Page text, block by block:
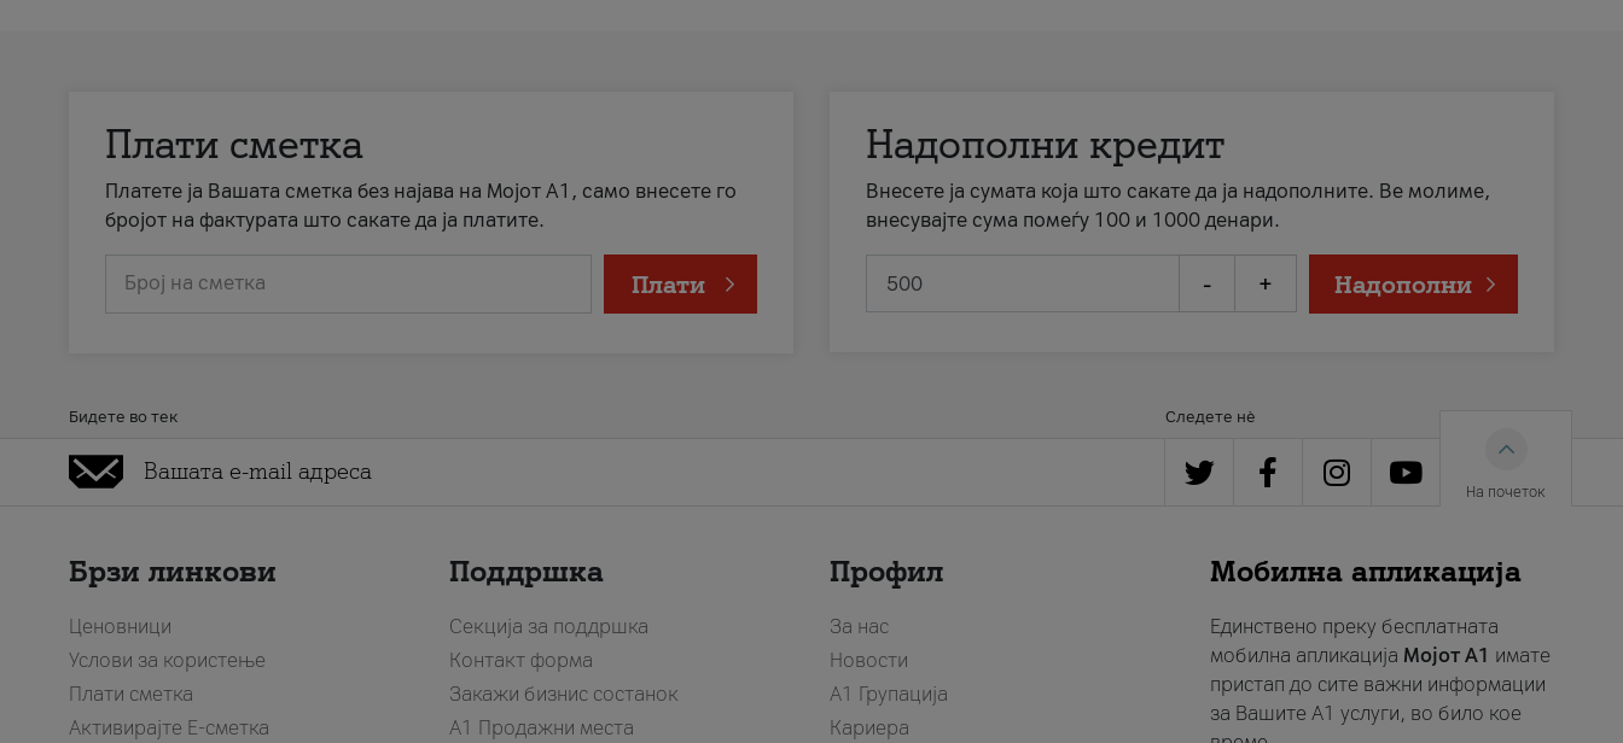
Плати сметка
Платете ја Вашата сметка без најава на Мојот А1, само внесете го
бројот на фактурата што сакате да ја платите.
Број на сметка Плати
Надополни кредит
Внесете ја сумата која што сакате да ја надополните. Ве молиме,
внесувајте сума помеѓу 100 и 1000 денари.
- + Надополни
Бидете во тек Следете нè
На почеток
Брзи линкови
Ценовници
Услови за користење
Плати сметка
Активирајте Е-сметка
Поддршка
Секција за поддршка
Контакт форма
Закажи бизнис состанок
A1 Продажни места
Профил
За нас
Новости
А1 Групација
Кариера
Мобилна апликација
Единствено преку бесплатната
мобилна апликација Мојот A1 имате
пристап до сите важни информации
за Вашите A1 услуги, во било кое